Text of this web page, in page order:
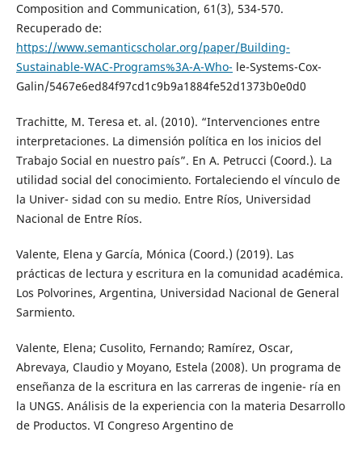
Composition and Communication, 61(3), 534-570.
Recuperado de:
https://www.semanticscholar.org/paper/Building-
Sustainable-WAC-Programs%3A-A-Who- le-Systems-Cox-
Galin/5467e6ed84f97cd1c9b9a1884fe52d1373b0e0d0
Trachitte, M. Teresa et. al. (2010). “Intervenciones entre
interpretaciones. La dimensión política en los inicios del
Trabajo Social en nuestro país”. En A. Petrucci (Coord.). La
utilidad social del conocimiento. Fortaleciendo el vínculo de
la Univer- sidad con su medio. Entre Ríos, Universidad
Nacional de Entre Ríos.
Valente, Elena y García, Mónica (Coord.) (2019). Las
prácticas de lectura y escritura en la comunidad académica.
Los Polvorines, Argentina, Universidad Nacional de General
Sarmiento.
Valente, Elena; Cusolito, Fernando; Ramírez, Oscar,
Abrevaya, Claudio y Moyano, Estela (2008). Un programa de
enseñanza de la escritura en las carreras de ingenie- ría en
la UNGS. Análisis de la experiencia con la materia Desarrollo
de Productos. VI Congreso Argentino de